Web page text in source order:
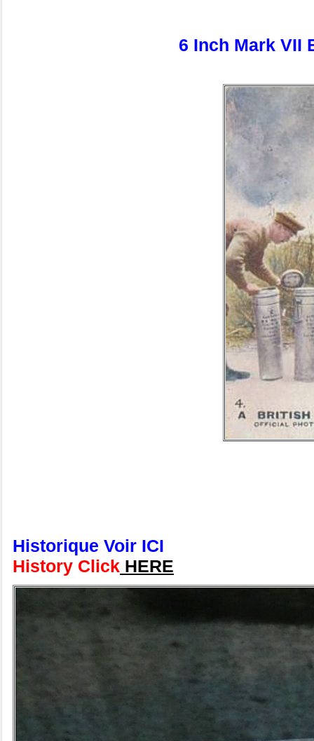
6 Inch Mark VII
Historique Voir ICI
History Click HERE